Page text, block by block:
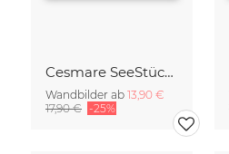
Cesmare SeeStück No.09
Wandbilder ab 13,90 €
17,90 € -25%